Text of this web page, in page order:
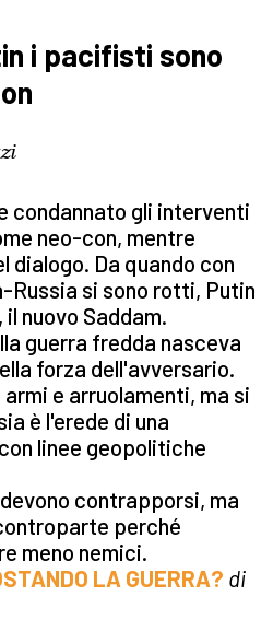
i pacifisti sono
condannato gli interventi
neo-con, mentre
dialogo. Da quando con
Russia si sono rotti, Putin
nuovo Saddam.
guerra fredda nasceva
forza dell'avversario.
e arruolamenti, ma si
è l'erede di una
linee geopolitiche
contrapporsi, ma
perché
meno nemici.
LA GUERRA? di